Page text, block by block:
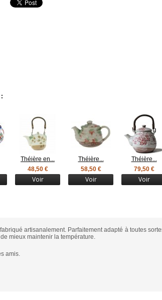
Théière en...
48,50 €
Voir
Théière...
58,50 €
Voir
Théière...
79,50 €
Voir
artisanalement. Parfaitement adapté à toutes
mieux maintenir la température.
amis.